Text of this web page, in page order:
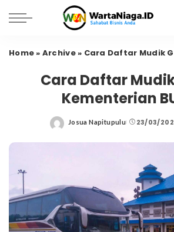
Home » Archive» Cara Daftar Mudik
Cara Daftar
Kementerian
Posted
Josua Napitupulu 23/03/